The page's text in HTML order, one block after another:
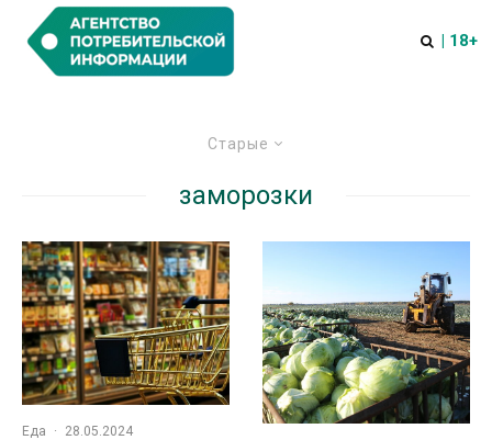
| 18+
Старые
заморозки
Еда · 28.05.2024